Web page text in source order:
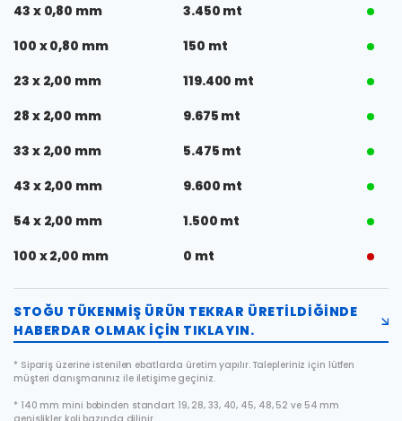
43 x 0,80 mm
3.450 mt
100 x 0,80 mm
150 mt
23 x 2,00 mm
119.400 mt
28 x 2,00 mm
9.675 mt
33 x 2,00 mm
5.475 mt
43 x 2,00 mm
9.600 mt
54 x 2,00 mm
1.500 mt
100 x 2,00 mm
0 mt
STOĞU TÜKENMIŞ ÜRÜN TEKRAR ÜRETILDIĞINDE
HABERDAR OLMAK IÇIN TIKLAYIN.
* Sipariş üzerine istenilen ebatlarda üretim yapılır. Talepleriniz için lütfen
müşteri danışmanınız ile iletişime geçiniz.
* 140 mm mini bobinden standart 19, 28, 33, 40, 45, 48, 52 ve 54 mm